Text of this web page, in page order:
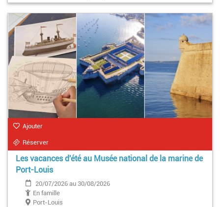
Ajouter
Réserver
Les vacances d'été au Musée national de la marine de
Port-Louis
20/07/2026 au 30/08/2026
En famille
Port-Louis